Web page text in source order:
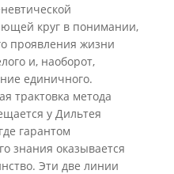
круг в понимании,
проявления жизни
и, наоборот,
единичного.
трактовка метода
у Дильтея
гарантом
знания оказывается
Эти две линии